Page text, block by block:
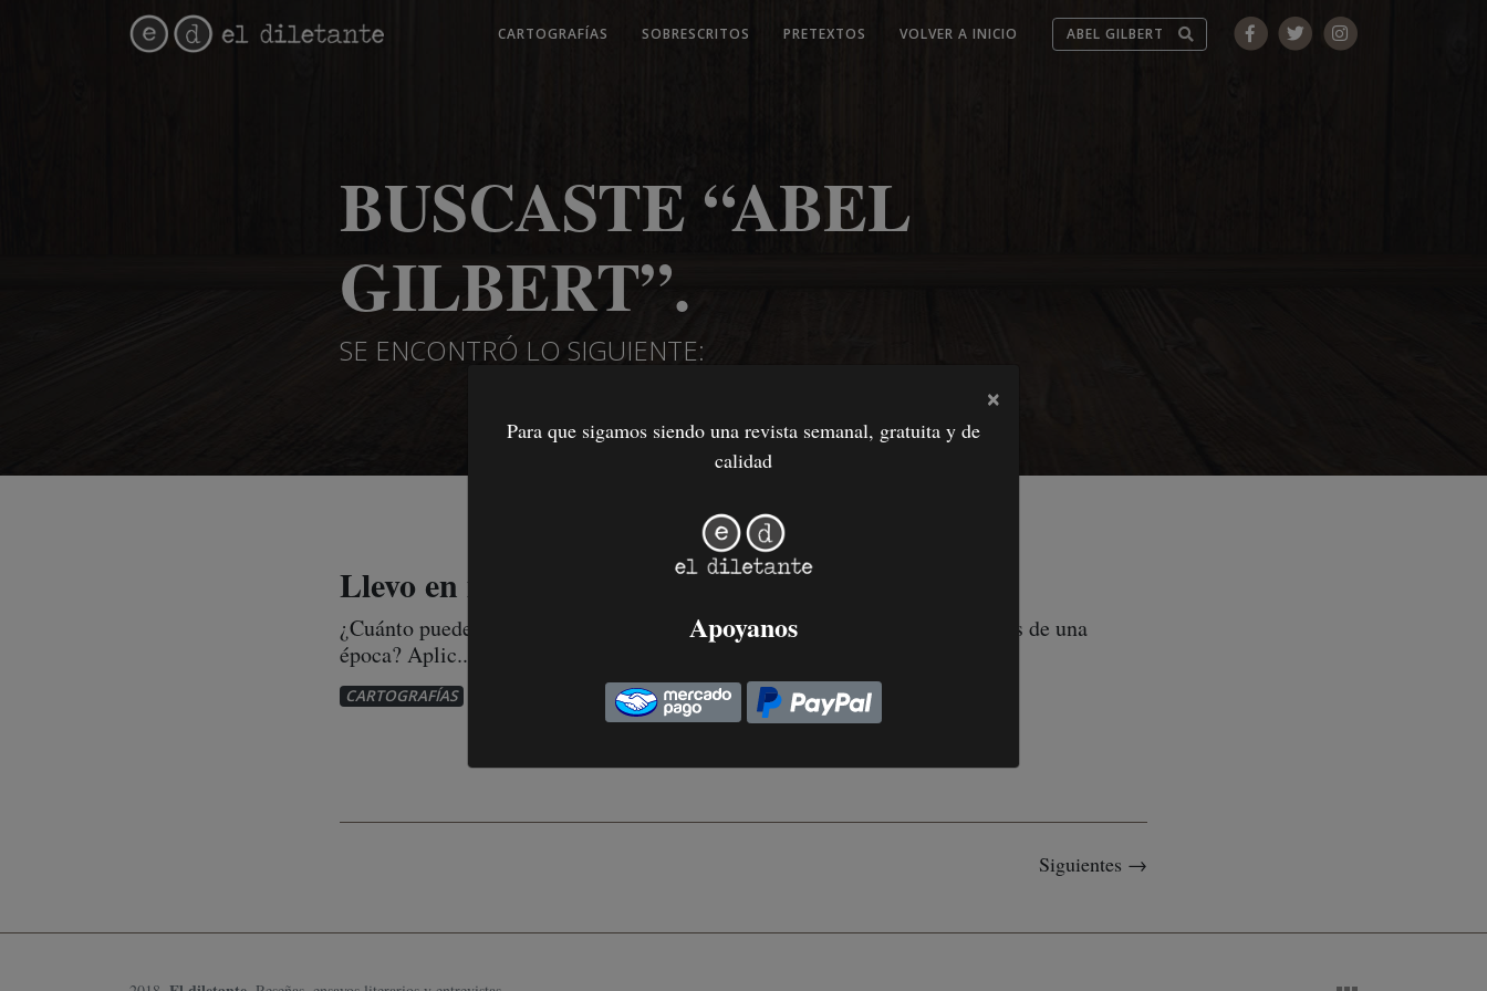
CARTOGRAFÍAS SOBRESCRITOS PRETEXTOS VOLVER A INICIO
BUSCASTE “ABEL
GILBERT”.
SE ENCONTRÓ LO SIGUIENTE:
Llevo en mis oídos
¿Cuánto puede decirnos la trama sonora de las tensiones políticas y sociales de una
época? Aplic...
CARTOGRAFÍAS 12 de Julio, 2023.
Siguientes →
×
Para que sigamos siendo una revista semanal, gratuita y de
calidad
Apoyanos